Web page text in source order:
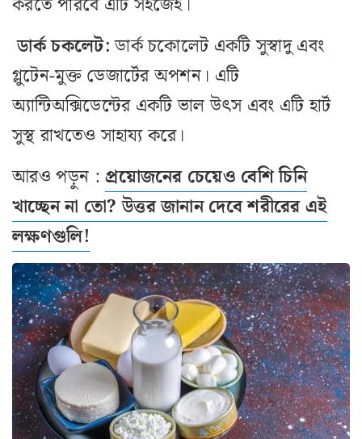
ডার্ক চকলেট:ডার্ক চকোলেট একটি সুস্বাদু এবং
গ্লুটেন-মুক্ত ডেজার্টের অপশন। এটি
অ্যান্টিঅক্সিডেন্টের একটি ভাল উৎস এবং এটি হার্ট
সুস্থ রাখতেও সাহায্য করে।
আরও পড়ুন :প্রয়োজনের চেয়েও বেশি চিনি
খাচ্ছেন না তো? উত্তর জানান দেবে শরীরের এই
লক্ষণগুলি!